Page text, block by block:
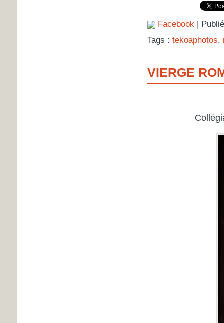
Facebook|
Tags : tekoaphotos,
VIERGE